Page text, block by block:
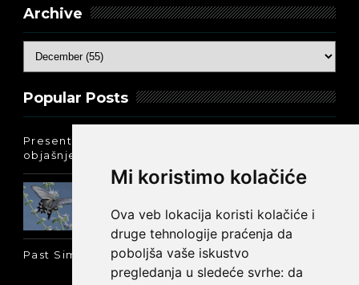
Mi koristimo kolačiće
Ova veb lokacija koristi kolačiće i
druge tehnologije praćenja da
poboljša vaše iskustvo
pregledanja u sledeće svrhe: da
Archive
Popular Posts
Present Perfect Simple - najjednostavnije
objašnjenje :-)
Past Simple i Past Continuous - razlika